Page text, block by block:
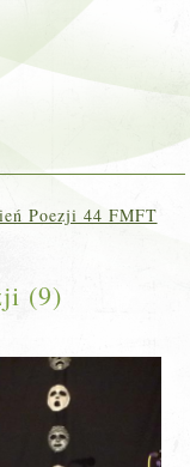
Poezji 44 FMFT
(9)